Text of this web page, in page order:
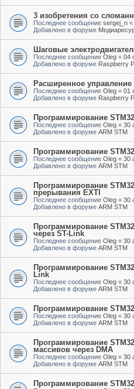
3 изобретения со
Последнее сообщение sergej_n «
Добавлено в форуме
Шаговые
Последнее сообщение Oleg « 04
Добавлено в форуме Raspberry
Расширенное управление
Последнее сообщение Oleg « 01
Добавлено в форуме Raspberry
Программирование
Последнее сообщение Oleg « 30
Добавлено в форуме ARM STM
Программирование
Последнее сообщение Oleg « 30
Добавлено в форуме ARM STM
Программирование
прерывания EXTI
Последнее сообщение Oleg « 30
Добавлено в форуме ARM STM
Программирование
через ST-Link
Последнее сообщение Oleg « 30
Добавлено в форуме ARM STM
Программирование
Link
Последнее сообщение Oleg « 30
Добавлено в форуме ARM STM
Программирование
Последнее сообщение Oleg « 30
Добавлено в форуме ARM STM
Программирование
массивов через DMA
Последнее сообщение Oleg « 30
Добавлено в форуме ARM STM
Программирование